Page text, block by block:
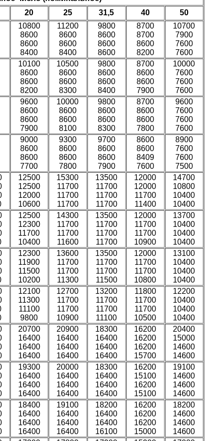
20 25 31,5 40 50
10800
8600
8600
8400
11200
8600
8600
8400
9800
8600
8600
8600
8700
8700
8600
8200
10700
7900
7600
7600
10100
8600
8600
8200
10500
8600
8600
8300
9800
8600
8600
8400
8700
8600
8600
7900
10000
7600
7600
7600
9600
8600
8600
7900
10000
8600
8600
8100
9800
8600
8600
8300
8700
8600
8600
7800
9600
7600
7600
7600
9000
8600
8600
7700
9300
8600
8600
7800
9700
8600
8600
7900
8600
8600
8409
7600
8900
7600
7600
7500
12500
12500
12000
10600
15300
11700
11700
11700
13500
11700
11700
11700
12000
12000
11700
11400
14700
10800
10400
10400
12500
12300
11700
10400
14300
11700
11700
11600
13500
11700
11700
11700
12000
11700
11700
10900
13700
10400
10400
10400
12300
11900
11500
10200
13600
11700
11700
11300
13500
11700
11700
11500
12000
11700
11700
10800
13100
10400
10400
10400
12100
11300
11100
9800
12700
11700
11700
10900
13200
11700
11700
11100
11800
11700
11700
10500
12200
10400
10400
10400
20700
16400
16400
16400
20900
16400
16400
16400
18300
16400
16400
16400
16200
16200
16200
15700
20400
15000
14600
14600
19300
16400
16400
16400
20000
16400
16400
16400
18300
16400
16400
16400
16200
15100
16200
15100
19100
14600
14600
14600
18400
16400
16400
16400
19100
16400
16400
16400
18200
16400
16400
16100
16200
16200
16200
15000
18200
14600
14600
14600